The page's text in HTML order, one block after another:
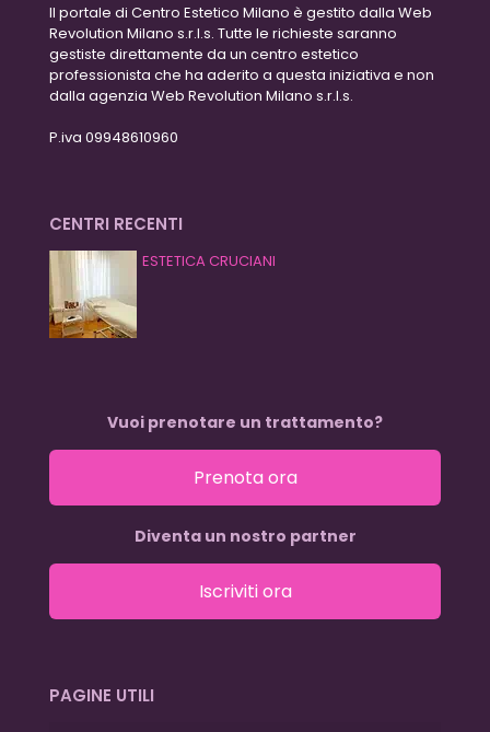
Il portale di Centro Estetico Milano è gestito dalla Web
Revolution Milano s.r.l.s. Tutte le richieste saranno
gestiste direttamente da un centro estetico
professionista che ha aderito a questa iniziativa e non
dalla agenzia Web Revolution Milano s.r.l.s.
P.iva 09948610960
CENTRI RECENTI
ESTETICA CRUCIANI
Vuoi prenotare un trattamento?
Prenota ora
Diventa un nostro partner
Iscriviti ora
PAGINE UTILI